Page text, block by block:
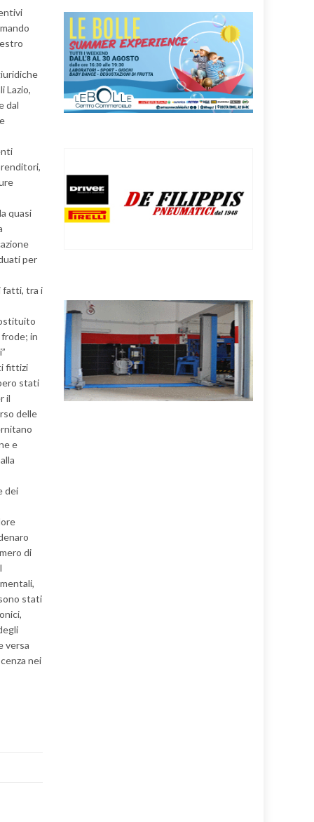
Lazio,
dal
quasi
per
fatti, tra i
in
fittizi
stati
il
delle
e
dei
di
stati
versa
nei